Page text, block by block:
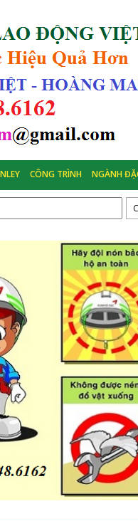
CÔNG TRÌNH NGÀNH